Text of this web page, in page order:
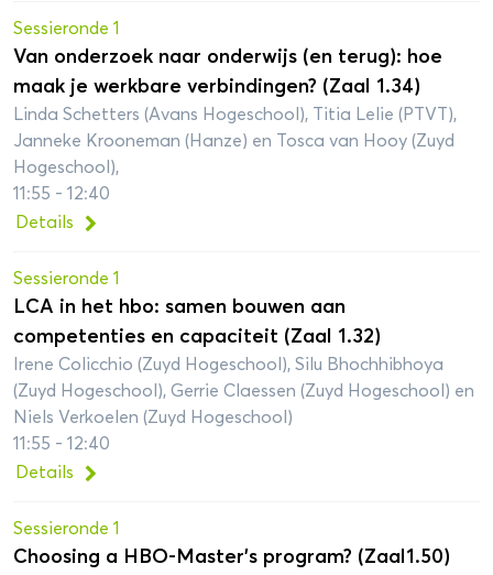
Sessieronde 1
Van onderzoek naar onderwijs (en terug): hoe
maak je werkbare verbindingen? (Zaal 1.34)
Linda Schetters (Avans Hogeschool), Titia Lelie (PTVT),
Janneke Krooneman (Hanze) en Tosca van Hooy (Zuyd
Hogeschool),
11:55 - 12:40
Details
Sessieronde 1
LCA in het hbo: samen bouwen aan
competenties en capaciteit (Zaal 1.32)
Irene Colicchio (Zuyd Hogeschool), Silu Bhochhibhoya
(Zuyd Hogeschool), Gerrie Claessen (Zuyd Hogeschool) en
Niels Verkoelen (Zuyd Hogeschool)
11:55 - 12:40
Details
Sessieronde 1
Choosing a HBO-Master’s program? (Zaal1.50)